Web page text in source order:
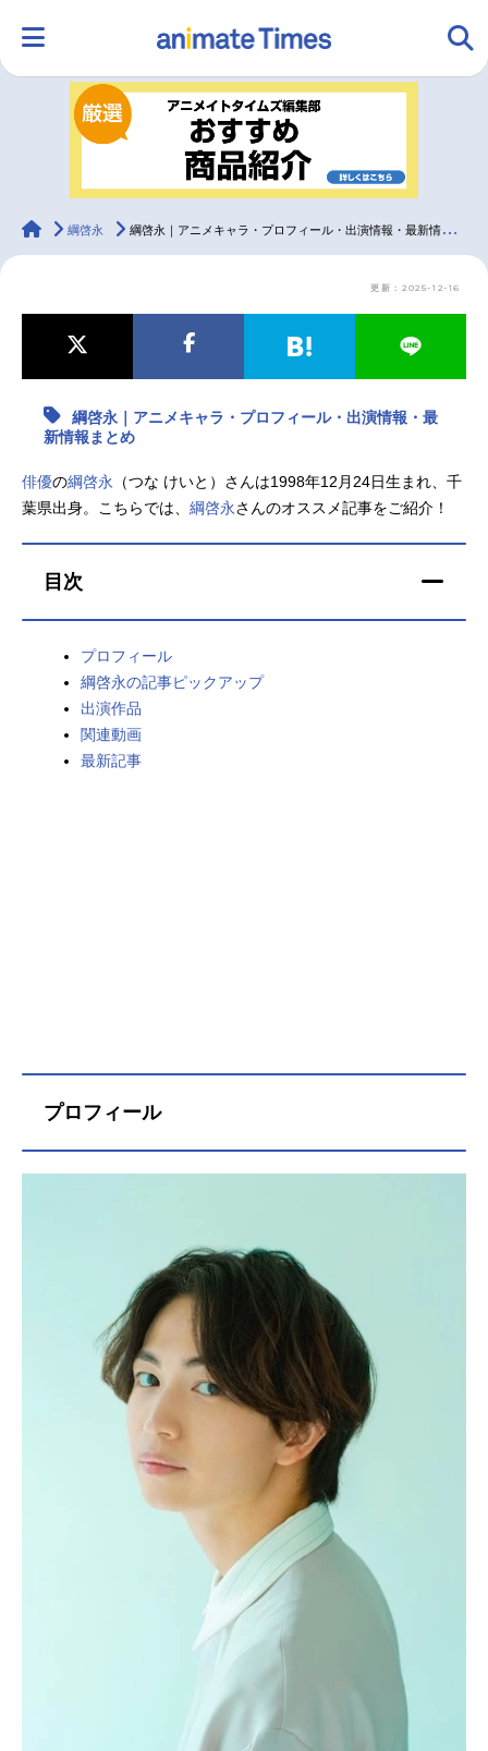
ランキング アニメ
ラジオ みんなの声
最新記事一覧
アニメ記事一覧 声優記事一覧
今期アニメ曜日別一覧
春アニメ 夏アニメ
秋アニメ
男性声優/女性声優一覧
animateTimes
綱啓永 綱啓永｜アニメキャラ・プロフィール・出演情報・最新情報まとめ
更新：2025-12-16
綱啓永｜アニメキャラ・プロフィール・出演情報・最
新情報まとめ
俳優の綱啓永
（つな けいと）さんは1998年12月24日生まれ、千
葉県出身。こちらでは、 綱啓永さんのオススメ記事をご紹介！
目次
プロフィール
綱啓永の記事ピックアップ
出演作品
関連動画
最新記事
プロフィール